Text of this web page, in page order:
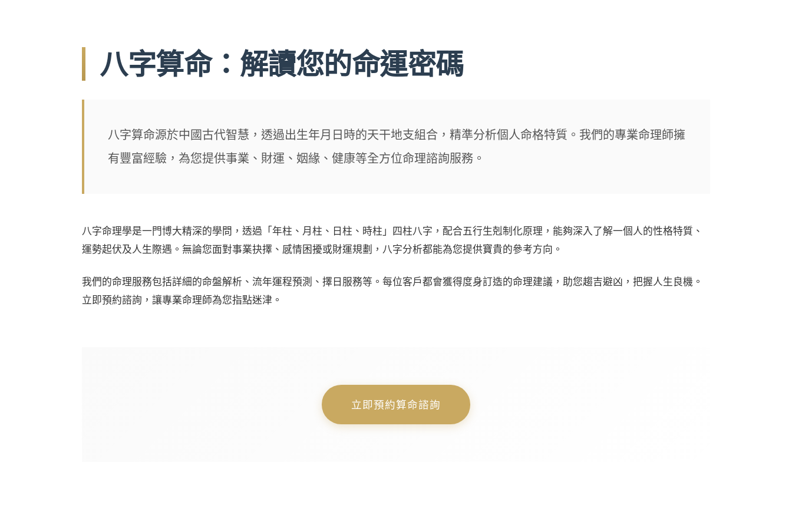
八字算命：解讀您的命運密碼
八字算命源於中國古代智慧，透過出生年月日時的天干地支組合，精準分析個人命格特質。我們的專業命理師擁
有豐富經驗，為您提供事業、財運、姻緣、健康等全方位命理諮詢服務。
八字命理學是一門博大精深的學問，透過「年柱、月柱、日柱、時柱」四柱八字，配合五行生剋制化原理，能夠深入了解一個人的性格特質、
運勢起伏及人生際遇。無論您面對事業抉擇、感情困擾或財運規劃，八字分析都能為您提供寶貴的參考方向。
我們的命理服務包括詳細的命盤解析、流年運程預測、擇日服務等。每位客戶都會獲得度身訂造的命理建議，助您趨吉避凶，把握人生良機。
立即預約諮詢，讓專業命理師為您指點迷津。
立即預約算命諮詢